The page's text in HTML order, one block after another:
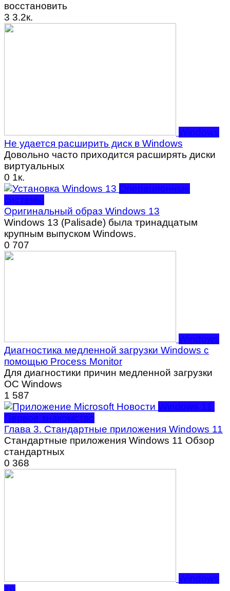
восстановить
3 3.2к.
Windows
Не удается расширить диск в Windows
Довольно часто приходится расширять диски
виртуальных
0 1к.
Операционные
системы
Оригинальный образ Windows 13
Windows 13 (Palisade) была тринадцатым
крупным выпуском Windows.
0 707
Windows
Диагностика медленной загрузки Windows с
помощью Process Monitor
Для диагностики причин медленной загрузки
ОС Windows
1 587
Windows 11.
Первое знакомство
Глава 3. Стандартные приложения Windows 11
Стандартные приложения Windows 11 Обзор
стандартных
0 368
Windows